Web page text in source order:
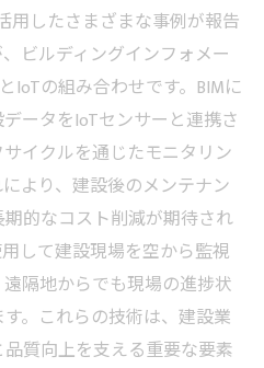
用したさまざまな事例が報告
ビルディングインフォメー
IoTの組み合わせです。BIMに
ータをIoTセンサーと連携さ
イクルを通じたモニタリン
より、建設後のメンテナン
的なコスト削減が期待され
して建設現場を空から監視
隔地からでも現場の進捗状
。これらの技術は、建設業
質向上を支える重要な要素